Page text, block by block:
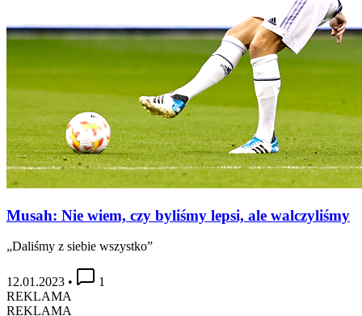
Musah: Nie wiem, czy byliśmy lepsi, ale walczyliśmy
„Daliśmy z siebie wszystko”
12.01.2023 •
1
REKLAMA
REKLAMA